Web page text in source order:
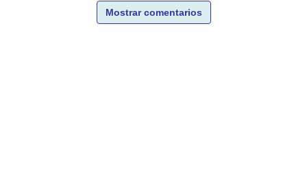
Mostrar comentarios